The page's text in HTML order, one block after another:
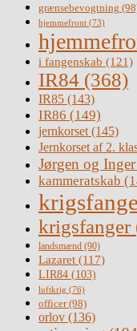
grænsebevogtning
hjemmefront (73)
i fangenskab (121)
IR84 (368)
IR85 (143)
IR86 (149)
jernkorset (145)
Jernkorset af 2.
Jørgen og
kammeratskab
krigsfange
krigsfanger
landsmænd (90)
Lazaret (117)
LIR84 (103)
luftkrig (76)
officer(98)
orlov (136)